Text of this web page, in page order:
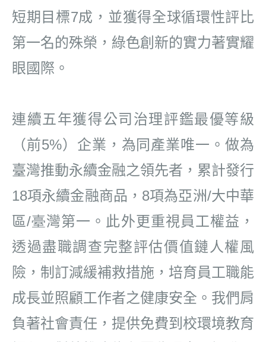
短期目標7成， 並獲得全球循環性評比
第一名的殊榮 ，綠色創新的實力著實耀
眼國際。
連續五年獲得公司治理評鑑最優等級
（前5%）企業，為同產業唯一。做為
臺灣推動永續金融之領先者， 累計發行
18項永續金融商品， 8項為亞洲/大中華
區/臺灣第一。此外更重視員工權益，
透過盡職調查完整評估價值鏈人權風
險，制訂減緩補救措施 ， 培育員工職能
成長並照顧工作者之健康安全。我們肩
負著社會責任，提供免費到校環境教育